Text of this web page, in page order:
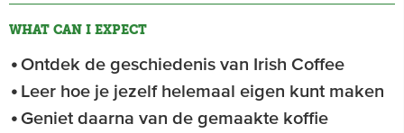
WHAT CAN I EXPECT
Ontdek de geschiedenis van Irish Coffee
Leer hoe je jezelf helemaal eigen kunt maken
Geniet daarna van de gemaakte koffie